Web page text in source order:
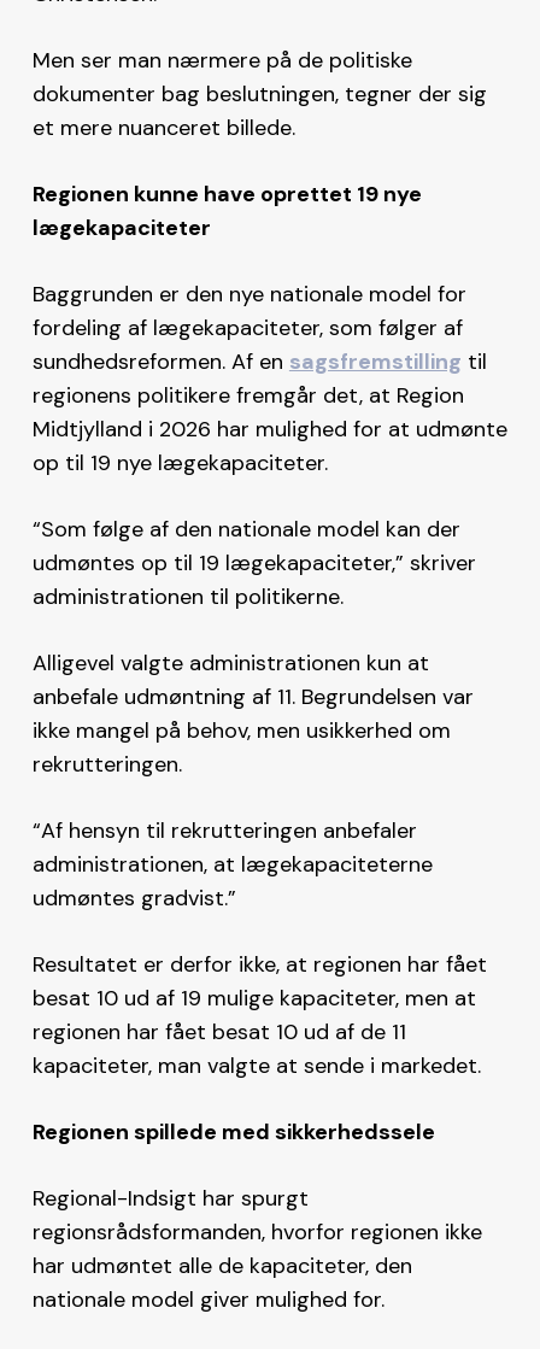
Men ser man nærmere på de politiske
dokumenter bag beslutningen, tegner der sig
et mere nuanceret billede.
Regionen kunne have oprettet 19 nye
lægekapaciteter
Baggrunden er den nye nationale model for
fordeling af lægekapaciteter, som følger af
sundhedsreformen. Af en sagsfremstilling til
regionens politikere fremgår det, at Region
Midtjylland i 2026 har mulighed for at udmønte
op til 19 nye lægekapaciteter.
“Som følge af den nationale model kan der
udmøntes op til 19 lægekapaciteter,” skriver
administrationen til politikerne.
Alligevel valgte administrationen kun at
anbefale udmøntning af 11. Begrundelsen var
ikke mangel på behov, men usikkerhed om
rekrutteringen.
“Af hensyn til rekrutteringen anbefaler
administrationen, at lægekapaciteterne
udmøntes gradvist.”
Resultatet er derfor ikke, at regionen har fået
besat 10 ud af 19 mulige kapaciteter, men at
regionen har fået besat 10 ud af de 11
kapaciteter, man valgte at sende i markedet.
Regionen spillede med sikkerhedssele
Regional-Indsigt har spurgt
regionsrådsformanden, hvorfor regionen ikke
har udmøntet alle de kapaciteter, den
nationale model giver mulighed for.